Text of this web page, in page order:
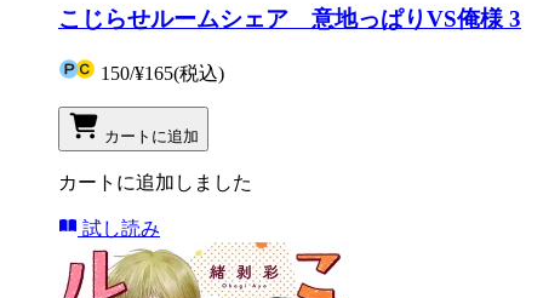
こじらせルームシェア 意地っぱりVS俺様 3
150/¥165(税込)
カートに追加
カートに追加しました
試し読み